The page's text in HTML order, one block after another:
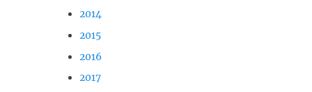
2014
2015
2016
2017